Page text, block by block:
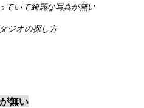
ていて綺麗な写真が無い
ジオの探し方
無い